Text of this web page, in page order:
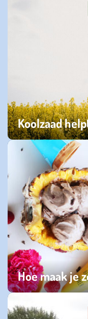
Koolzaad
woensdag 22 juli 2026
Hoe maak je
woensdag 24 juni